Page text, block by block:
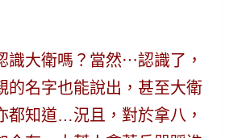
識大衛嗎？當然⋯認識了，
的名字也能說出，甚至大衛
都知道…況且，對於拿八，